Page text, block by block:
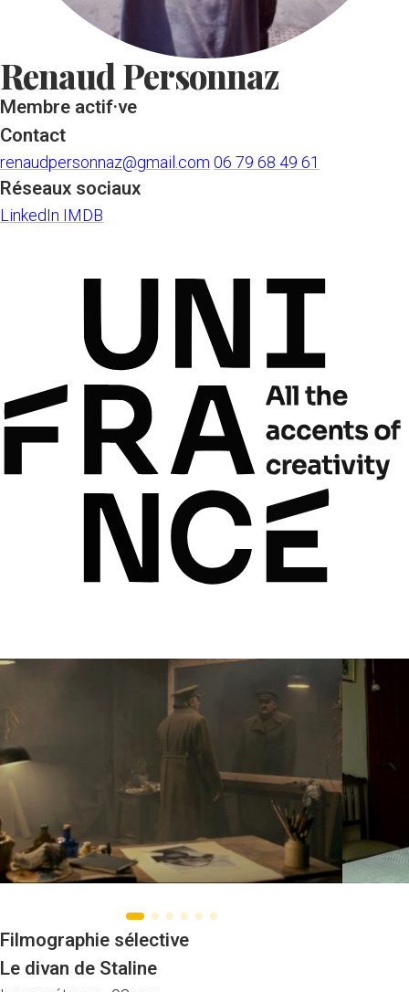
Renaud Personnaz
Membre actif·ve
Contact
renaudpersonnaz@gmail.com 06 79 68 49 61
Réseaux sociaux
LinkedIn IMDB
Filmographie sélective
Le divan de Staline